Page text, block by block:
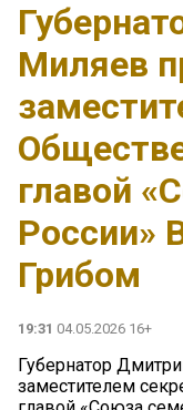
Миляев
главой
России»
Грибом
19:31 04.05.2026 16+
Губернатор
заместителем